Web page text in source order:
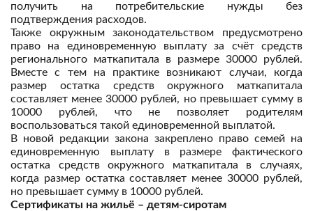
получить на потребительские нужды без
подтверждения расходов.
Также окружным законодательством предусмотрено
право на единовременную выплату за счёт средств
регионального маткапитала в размере 30000 рублей.
Вместе с тем на практике возникают случаи, когда
размер остатка средств окружного маткапитала
составляет менее 30000 рублей, но превышает сумму в
10000 рублей, что не позволяет родителям
воспользоваться такой единовременной выплатой.
В новой редакции закона закреплено право семей на
единовременную выплату в размере фактического
остатка средств окружного маткапитала в случаях,
когда размер остатка составляет менее 30000 рублей,
но превышает сумму в 10000 рублей.
Сертификаты на жильё – детям-сиротам